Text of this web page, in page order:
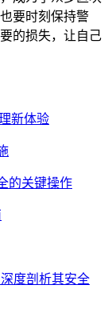
要时刻保持警
的损失，让自己
新体验
的关键操作
度剖析其安全